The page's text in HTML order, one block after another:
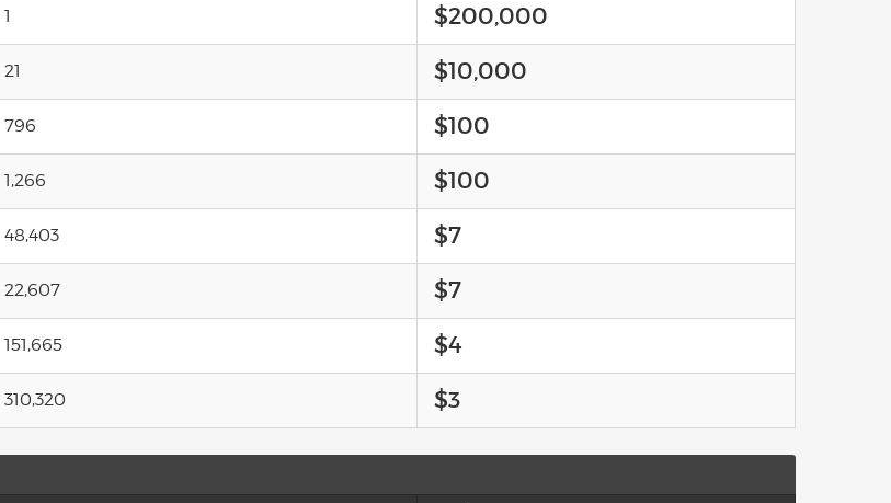
1 $200,000
21 $10,000
796 $100
1,266 $100
48,403 $7
22,607 $7
151,665 $4
310,320 $3